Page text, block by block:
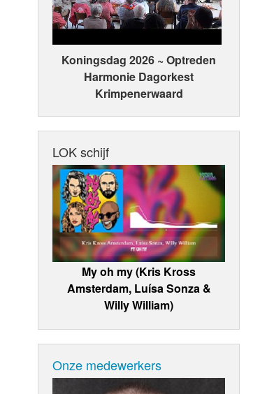
Koningsdag 2026 ~ Optreden
Harmonie Dagorkest
Krimpenerwaard
LOK schijf
My oh my (Kris Kross
Amsterdam, Luísa Sonza &
Willy William)
Onze medewerkers